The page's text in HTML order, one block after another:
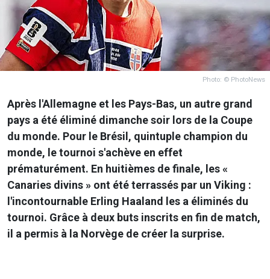
Photo: © PhotoNews
Après l'Allemagne et les Pays-Bas, un autre grand
pays a été éliminé dimanche soir lors de la Coupe
du monde. Pour le Brésil, quintuple champion du
monde, le tournoi s'achève en effet
prématurément. En huitièmes de finale, les «
Canaries divins » ont été terrassés par un Viking :
l'incontournable Erling Haaland les a éliminés du
tournoi. Grâce à deux buts inscrits en fin de match,
il a permis à la Norvège de créer la surprise.